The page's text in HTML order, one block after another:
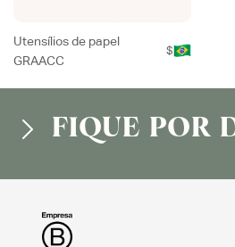
Utensílios de papel
GRAACC
$
FIQUE POR